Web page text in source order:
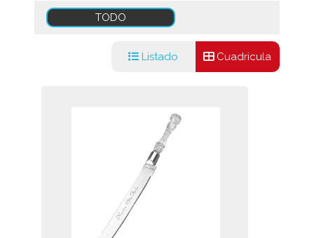
TODO
Listado Cuadricula